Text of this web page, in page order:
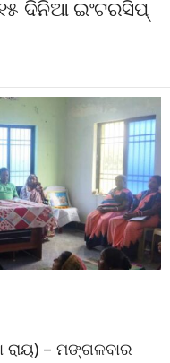
ଦିନିଆ ଇଂଟରସିପ୍
– ମଙ୍ଗଳବାର